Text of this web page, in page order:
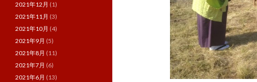
2021年12月 (1)
2021年11月 (3)
2021年10月 (4)
2021年9月 (5)
2021年8月 (11)
2021年7月 (6)
2021年6月 (13)